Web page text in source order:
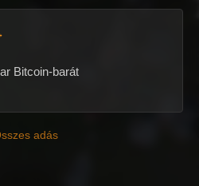
Bitcoin-barát
adás